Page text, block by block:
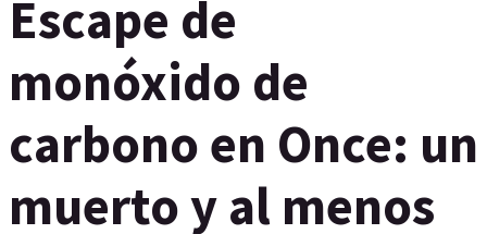
Escape de
monóxido de
carbono en Once: un
muerto y al menos